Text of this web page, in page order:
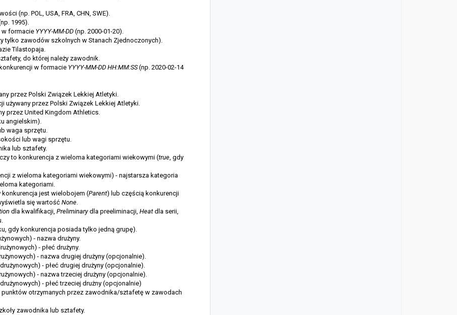
(np. POL, USA, FRA, CHN, SWE).
1995).
w formacie YYYY-MM-DD (np. 2000-01-20).
tylko zawodów szkolnych w Stanach Zjednoczonych).
Tilastopaja.
do której należy zawodnik.
w formacie YYYY-MM-DD HH:MM:SS(np. 2020-02-14
przez Polski Związek Lekkiej Atletyki.
używany przez Polski Związek Lekkiej Atletyki.
przez United Kingdom Athletics.
angielskim).
waga sprzętu.
lub wagi sprzętu.
lub sztafety.
to konkurencja z wieloma kategoriami wiekowymi (true, gdy
z wieloma kategoriami wiekowymi) - najstarsza kategoria
kategoriami.
konkurencja jest wielobojem (Parent) lub częścią konkurencji
się wartośćNone.
dla kwalifikacji, Preliminarydla preeliminacji, Heatdla serii,
gdy konkurencja posiada tylko jedną grupę).
- nazwa drużyny.
- płeć drużyny.
- nazwa drugiej drużyny (opcjonalnie).
- płeć drugiej drużyny (opcjonalnie).
- nazwa trzeciej drużyny (opcjonalnie).
- płeć trzeciej drużny (opcjonalnie)
punktów otrzymanych przez zawodnika/sztafetę w zawodach
zawodnika lub sztafety.